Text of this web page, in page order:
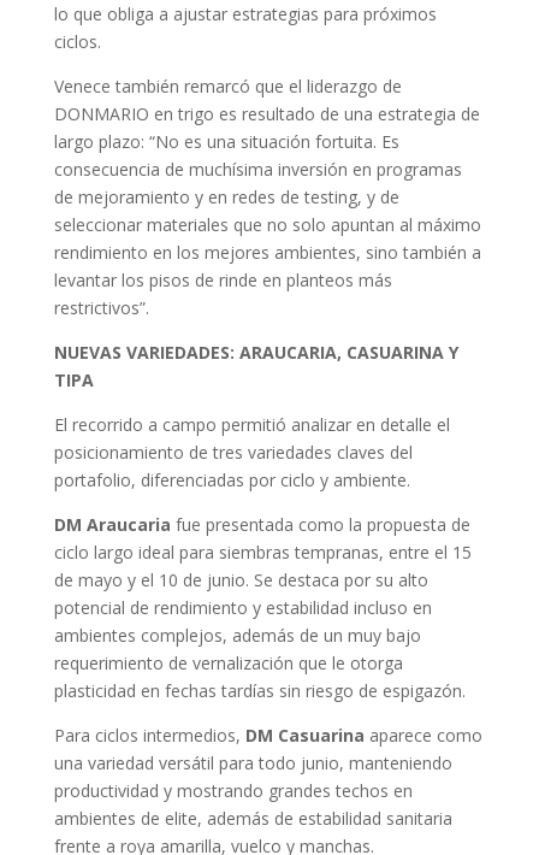
lo que obliga a ajustar estrategias para próximos
ciclos.
Venece también remarcó que el liderazgo de
DONMARIO en trigo es resultado de una estrategia de
largo plazo: “No es una situación fortuita. Es
consecuencia de muchísima inversión en programas
de mejoramiento y en redes de testing, y de
seleccionar materiales que no solo apuntan al máximo
rendimiento en los mejores ambientes, sino también a
levantar los pisos de rinde en planteos más
restrictivos”.
NUEVAS VARIEDADES: ARAUCARIA, CASUARINA Y
TIPA
El recorrido a campo permitió analizar en detalle el
posicionamiento de tres variedades claves del
portafolio, diferenciadas por ciclo y ambiente.
DM Araucaria fue presentada como la propuesta de
ciclo largo ideal para siembras tempranas, entre el 15
de mayo y el 10 de junio. Se destaca por su alto
potencial de rendimiento y estabilidad incluso en
ambientes complejos, además de un muy bajo
requerimiento de vernalización que le otorga
plasticidad en fechas tardías sin riesgo de espigazón.
Para ciclos intermedios, DM Casuarina aparece como
una variedad versátil para todo junio, manteniendo
productividad y mostrando grandes techos en
ambientes de elite, además de estabilidad sanitaria
frente a roya amarilla, vuelco y manchas.